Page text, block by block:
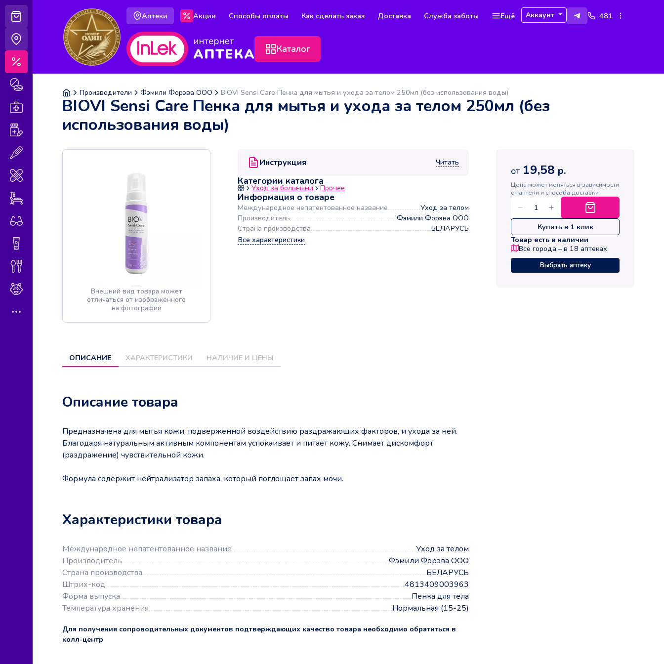
Витамины и БАДы
Медицинская техника
Аптеки Акции Способы оплаты Как сделать заказ Доставка Служба заботы Ещё Аккаунт 481
Каталог
Производители Фэмили Форэва ООО BIOVI Sensi Care Пенка для мытья и ухода за телом 250мл (без использования воды)
BIOVI Sensi Care Пенка для мытья и ухода за телом 250мл (без
использования воды)
Внешний вид товара может
отличаться от изображённого
на фотографии
Инструкция Читать
Категории каталога
Уход за больными Прочее
Информация о товаре
Международное непатентованное название
Уход за телом
Производитель
Фэмили Форэва ООО
Страна производства
БЕЛАРУСЬ
Все характеристики
ОПИСАНИЕ ХАРАКТЕРИСТИКИ НАЛИЧИЕ И ЦЕНЫ
Описание товара
Предназначена для мытья кожи, подверженной воздействию раздражающих факторов, и ухода за ней.
Благодаря натуральным активным компонентам успокаивает и питает кожу. Снимает дискомфорт
(раздражение) чувствительной кожи.
Формула содержит нейтрализатор запаха, который поглощает запах мочи.
Характеристики товара
Международное непатентованное название
Уход за телом
Производитель
Фэмили Форэва ООО
Страна производства
БЕЛАРУСЬ
Штрих-код
4813409003963
Форма выпуска
Пенка для тела
Температура хранения
Нормальная (15-25)
Для получения сопроводительных документов подтверждающих качество товара необходимо обратиться в
колл-центр
от 19,58 р.
Цена может меняться в зависимости
от аптеки и способа доставки
Купить в 1 клик
Товар есть в наличии
Все города – в 18 аптеках
Выбрать аптеку